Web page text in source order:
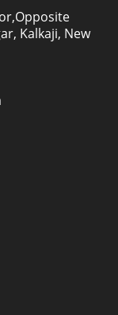
Kalkaji, New